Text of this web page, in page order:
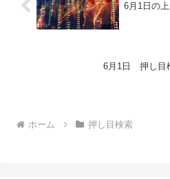
6月1日の
6月1日 押し目
ホーム 押し目検索